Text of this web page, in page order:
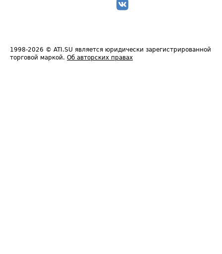
1998-2026 © ATI.SU является юридически зарегистрированной
торговой маркой. Об авторских правах